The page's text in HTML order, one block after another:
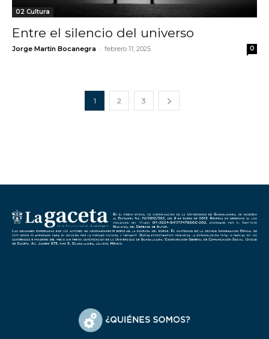
02 Cultura
Entre el silencio del universo
Jorge Martín Bocanegra - febrero 11, 2025 0
1 2 3